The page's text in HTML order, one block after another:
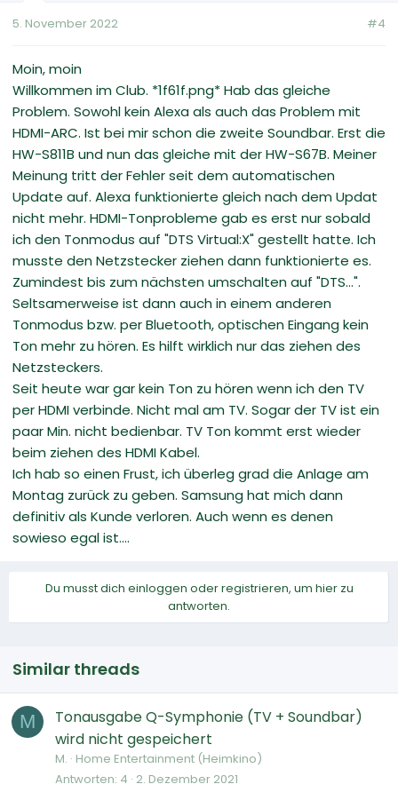
5. November 2022 #4
Moin, moin
Willkommen im Club. *1f61f.png* Hab das gleiche
Problem. Sowohl kein Alexa als auch das Problem mit
HDMI-ARC. Ist bei mir schon die zweite Soundbar. Erst die
HW-S811B und nun das gleiche mit der HW-S67B. Meiner
Meinung tritt der Fehler seit dem automatischen
Update auf. Alexa funktionierte gleich nach dem Updat
nicht mehr. HDMI-Tonprobleme gab es erst nur sobald
ich den Tonmodus auf "DTS Virtual:X" gestellt hatte. Ich
musste den Netzstecker ziehen dann funktionierte es.
Zumindest bis zum nächsten umschalten auf "DTS...".
Seltsamerweise ist dann auch in einem anderen
Tonmodus bzw. per Bluetooth, optischen Eingang kein
Ton mehr zu hören. Es hilft wirklich nur das ziehen des
Netzsteckers.
Seit heute war gar kein Ton zu hören wenn ich den TV
per HDMI verbinde. Nicht mal am TV. Sogar der TV ist ein
paar Min. nicht bedienbar. TV Ton kommt erst wieder
beim ziehen des HDMI Kabel.
Ich hab so einen Frust, ich überleg grad die Anlage am
Montag zurück zu geben. Samsung hat mich dann
definitiv als Kunde verloren. Auch wenn es denen
sowieso egal ist....
Du musst dich einloggen oder registrieren, um hier zu
antworten.
Similar threads
M
Tonausgabe Q-Symphonie (TV + Soundbar)
wird nicht gespeichert
M. Home Entertainment (Heimkino)
Antworten 4 2. Dezember 2021